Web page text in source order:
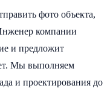
фото объекта,
компании
и предложит
Мы выполняем
и проектирования до